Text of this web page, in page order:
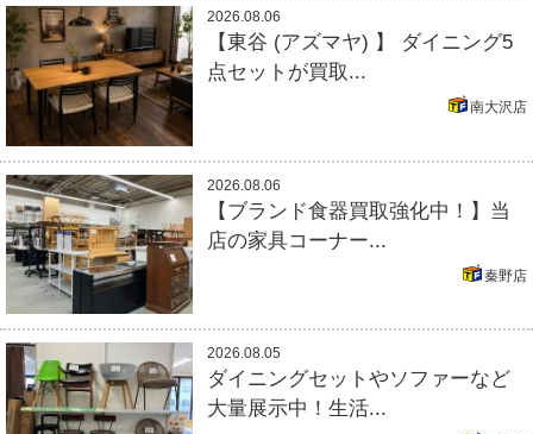
2026.08.06
【東谷 (アズマヤ) 】 ダイニング5
点セットが買取...
南大沢店
2026.08.06
【ブランド食器買取強化中！】当
店の家具コーナー...
秦野店
2026.08.05
ダイニングセットやソファーなど
大量展示中！生活...